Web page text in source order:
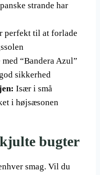
strande har
perfekt til at forlade
“Bandera Azul”
sikkerhed
Især i små
i højsæsonen
bugter
smag. Vil du